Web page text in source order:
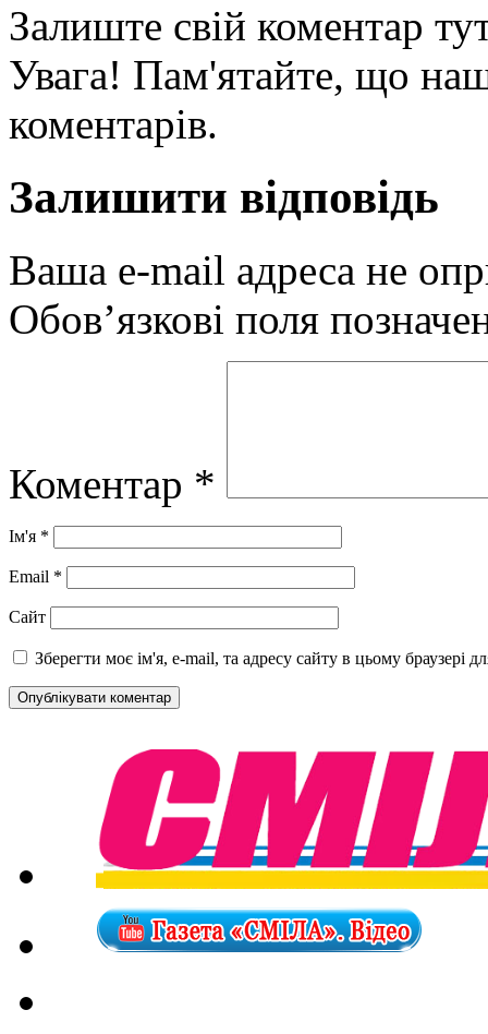
Залиште свій коментар
Увага! Пам'ятайте, що
коментарів.
Залишити відповідь
Ваша e-mail адреса не
Обов’язкові поля
Коментар *
Ім'я *
Email *
Сайт
Зберегти моє ім'я, e-mail, та адресу сайту в цьому браузері